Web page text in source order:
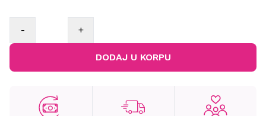
- +
DODAJ U KORPU